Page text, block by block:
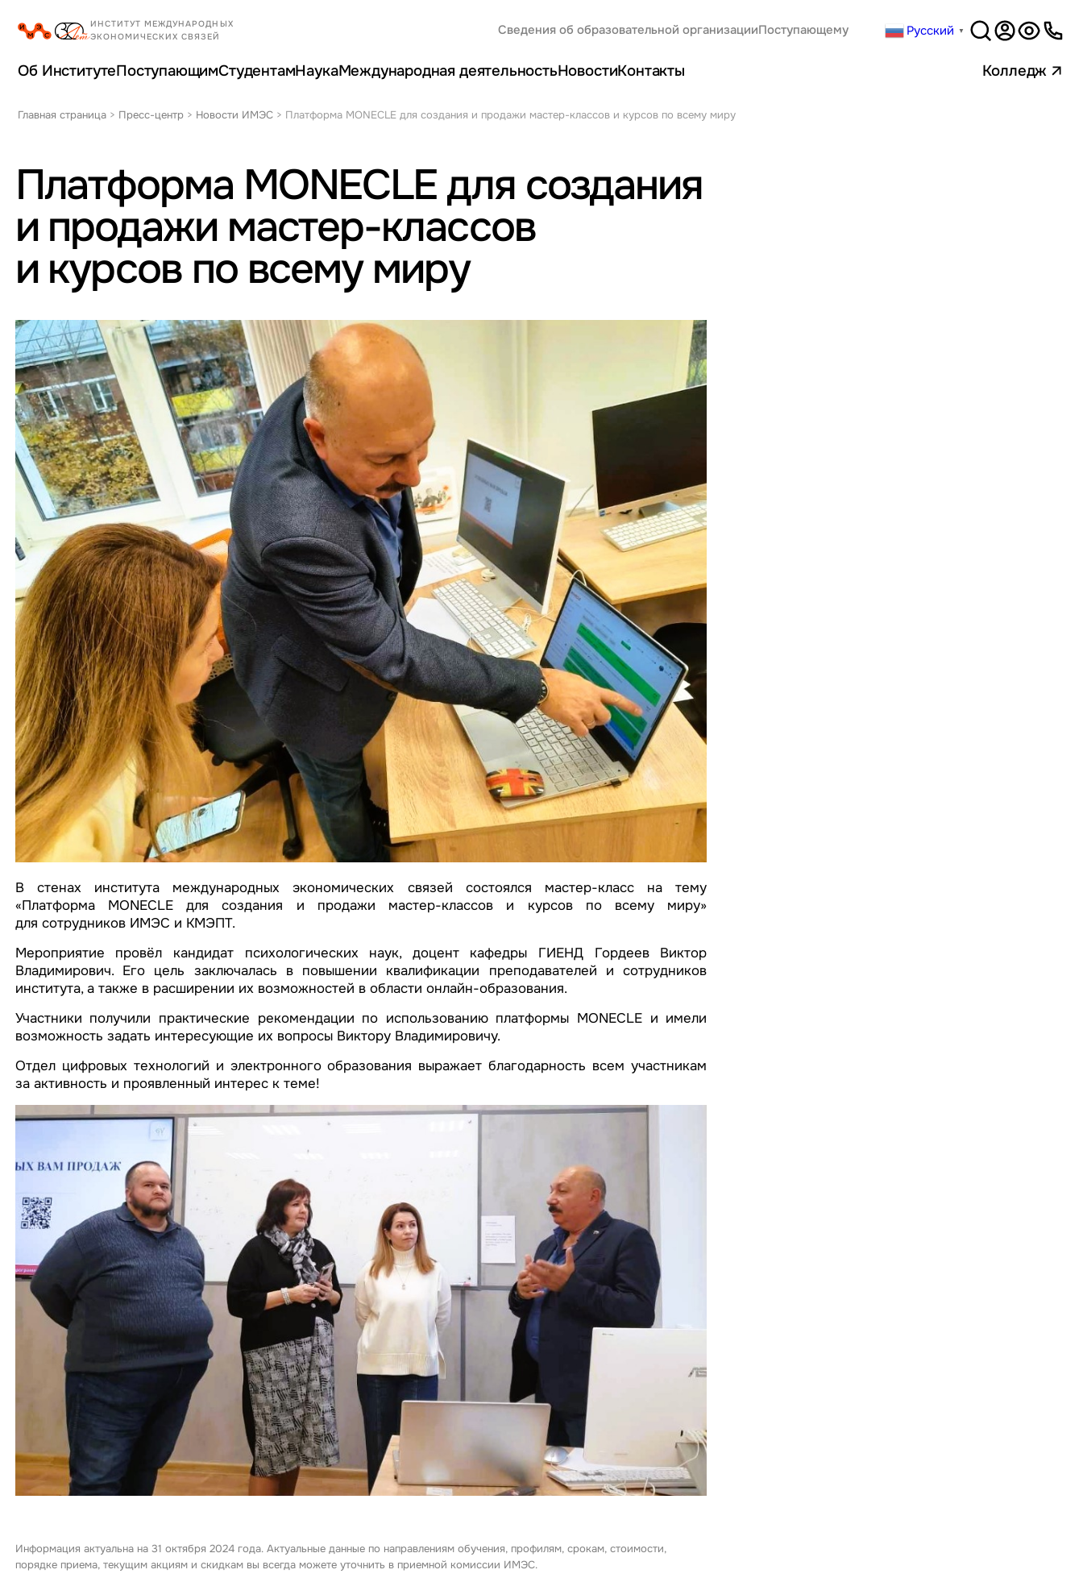
Сведения об образовательной организацииПоступающему Русский ▼
Версия
для
Об ИнститутеПоступающимСтудентамНаукаМеждународная деятельностьНовостиКонтакты Колледж
Главная страница > Пресс-центр > Новости ИМЭС > Платформа MONECLE для создания и продажи мастер-классов и курсов по всему миру
Платформа MONECLE для создания
и продажи мастер-классов
и курсов по всему миру
В стенах института международных экономических связей состоялся мастер-класс на тему
«Платформа MONECLE для создания и продажи мастер-классов и курсов по всему миру»
для сотрудников ИМЭС и КМЭПТ.
Мероприятие провёл кандидат психологических наук, доцент кафедры ГИЕНД Гордеев Виктор
Владимирович. Его цель заключалась в повышении квалификации преподавателей и сотрудников
института, а также в расширении их возможностей в области онлайн-образования.
Участники получили практические рекомендации по использованию платформы MONECLE и имели
возможность задать интересующие их вопросы Виктору Владимировичу.
Отдел цифровых технологий и электронного образования выражает благодарность всем участникам
за активность и проявленный интерес к теме!
Информация актуальна на 31 октября 2024 года. Актуальные данные по направлениям обучения, профилям, срокам, стоимости,
порядке приема, текущим акциям и скидкам вы всегда можете уточнить в приемной комиссии ИМЭС.